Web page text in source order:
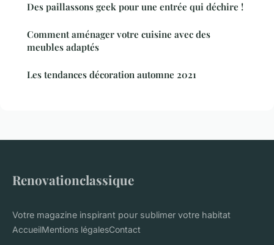
Des paillassons geek pour une entrée qui déchire !
Comment aménager votre cuisine avec des
meubles adaptés
Les tendances décoration automne 2021
Renovationclassique
Votre magazine inspirant pour sublimer votre habitat
AccueilMentions légalesContact